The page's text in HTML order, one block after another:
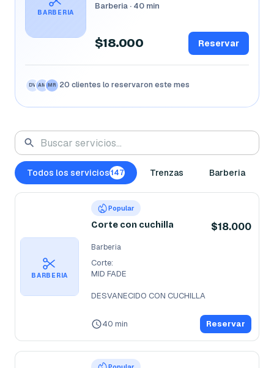
BARBERIA
Barberia · 40 min
$18.000 Reservar
DV AM MR 20 clientes lo reservaron este mes
Todos los servicios147 Trenzas Barberia
BARBERIA
Popular
Corte con cuchilla $18.000
Barberia
Corte:
MID FADE
DESVANECIDO CON CUCHILLA
40 min Reservar